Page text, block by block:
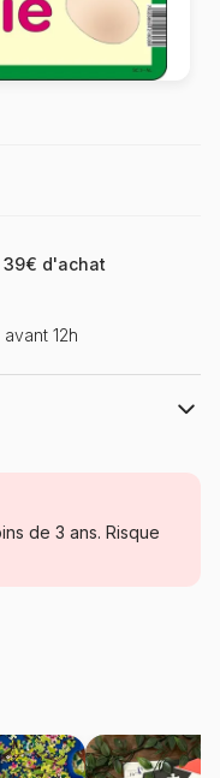
39€ d'achat
12h
- Educatifs et ludiques
SC3-NL
de 3 ans. Risque